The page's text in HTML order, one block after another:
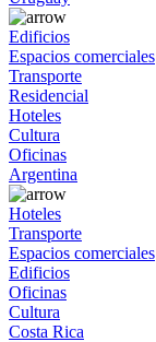
Edificios
Espacios comerciales
Transporte
Residencial
Hoteles
Cultura
Oficinas
Argentina
Hoteles
Transporte
Espacios comerciales
Edificios
Oficinas
Cultura
Costa Rica